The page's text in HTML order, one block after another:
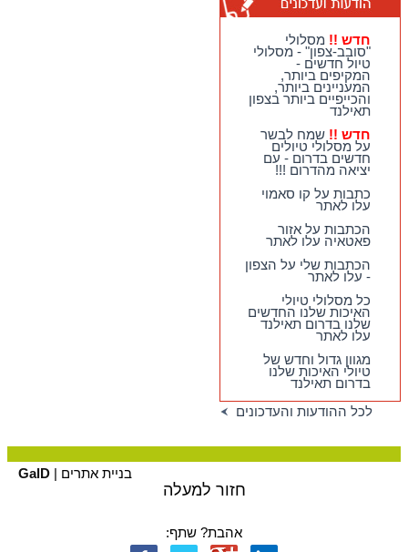
טיולי יום מהואה הין -
מבחר גדול של
מסלולים כייפיים
וחווייתיים לנופשים
בהואה הין !!
חדש !!מסלולי
"סובב-צפון" - מסלולי
טיול חדשים - המקיפים
ביותר, המעניינים
ביותר, והכייפיים ביותר
בצפון תאילנד
חדש !! שמח לבשר על
מסלולי טיולים חדשים
בדרום - עם יציאה
מהדרום !!!
חדש !! מסלולי
"סובב-צפון" - מסלולי
טיול חדשים -
המקיפים ביותר,
המעניינים ביותר,
והכייפיים ביותר בצפון
תאילנד
חדש !! שמח לבשר
על מסלולי טיולים
חדשים בדרום - עם
יציאה מהדרום !!!
כתבות על קו סאמוי
עלו לאתר
הכתבות על אזור
פאטאיה עלו לאתר
הכתבות שלי על הצפון
- עלו לאתר
כל מסלולי טיולי
האיכות שלנו החדשים
שלנו בדרום תאילנד
עלו לאתר
מגוון גדול וחדש של
טיולי האיכות שלנו
בדרום תאילנד
לכל ההודעות והעדכונים
בניית אתרים | GalD
חזור למעלה
אהבת? שתף: